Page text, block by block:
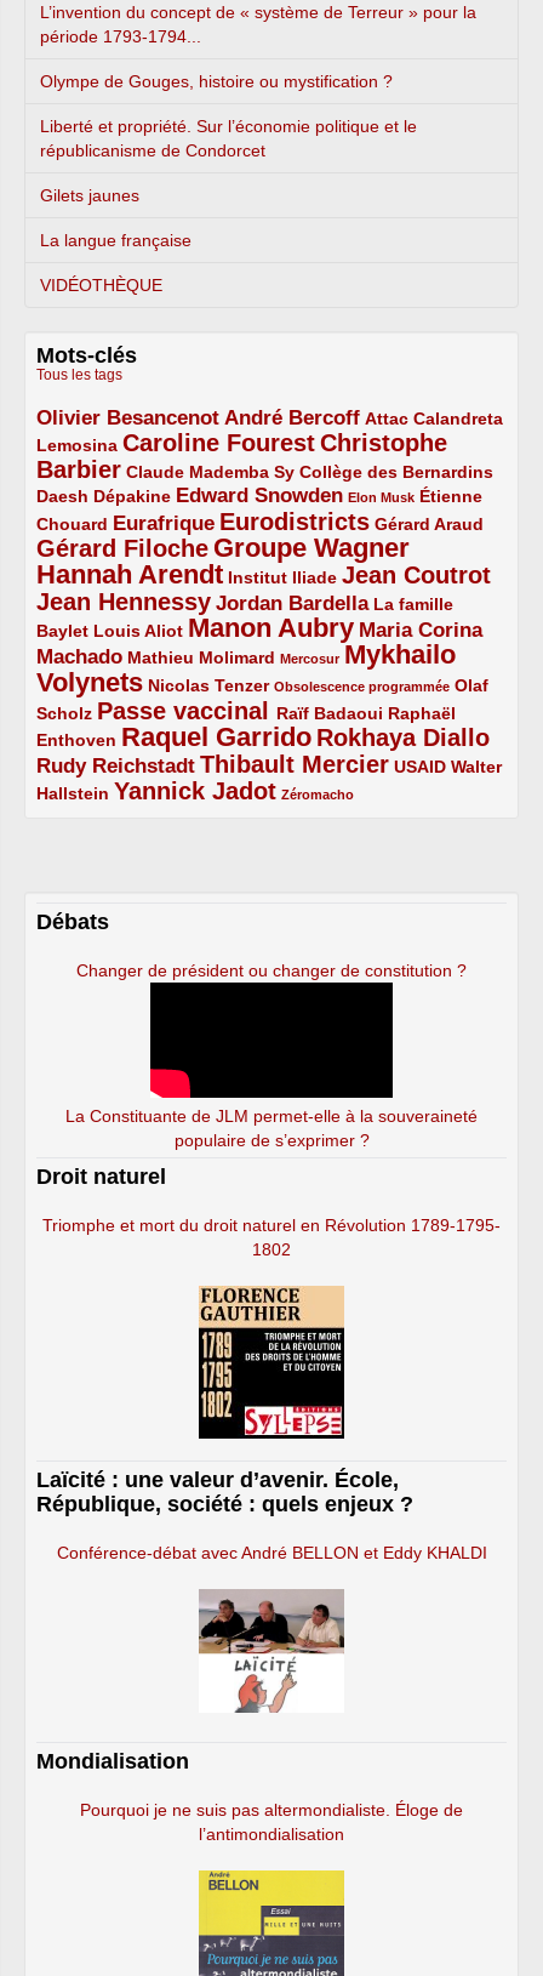
L’invention du concept de « système de Terreur » pour la
période 1793-1794...
Olympe de Gouges, histoire ou mystification ?
Liberté et propriété. Sur l’économie politique et le
républicanisme de Condorcet
Gilets jaunes
La langue française
VIDÉOTHÈQUE
Mots-clés
Tous les tags
Olivier Besancenot
3/5 André Bercoff
3/5 Attac
2/5
Calandreta
Lemosina
2/5 Caroline Fourest
4/5
Christophe
Barbier
4/5 Claude Mademba Sy
2/5 Collège des Bernardins
2/5
Daesh
2/5 Dépakine
2/5 Edward Snowden
3/5 Elon Musk
1/5
Étienne
Chouard
2/5 Eurafrique
3/5 Eurodistricts
4/5 Gérard Araud
2/5
Gérard Filoche
4/5 Groupe Wagner
5/5
Hannah Arendt
5/5 Institut Iliade
2/5 Jean Coutrot
4/5
Jean Hennessy
4/5 Jordan Bardella
3/5
La famille
Baylet
2/5 Louis Aliot
2/5 Manon Aubry
5/5
Maria Corina
Machado
3/5 Mathieu Molimard
2/5 Mercosur
1/5
Mykhailo
Volynets
5/5 Nicolas Tenzer
2/5 Obsolescence programmée
1/5
Olaf
Scholz
2/5 Passe vaccinal
4/5 Raïf Badaoui
2/5
Raphaël
Enthoven
2/5 Raquel Garrido
5/5 Rokhaya Diallo
4/5
Rudy Reichstadt
3/5 Thibault Mercier
4/5 USAID
2/5
Walter
Hallstein
2/5 Yannick Jadot
4/5 Zéromacho
1/5
Débats
Changer de président ou changer de constitution ?
La Constituante de JLM permet-elle à la souveraineté
populaire de s’exprimer ?
Droit naturel
Triomphe et mort du droit naturel en Révolution 1789-1795-
1802
Laïcité : une valeur d’avenir. École,
République, société : quels enjeux ?
Conférence-débat avec André BELLON et Eddy KHALDI
Mondialisation
Pourquoi je ne suis pas altermondialiste. Éloge de
l’antimondialisation